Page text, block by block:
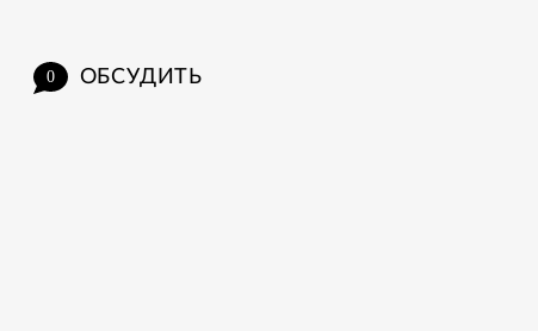
0 ОБСУДИТЬ